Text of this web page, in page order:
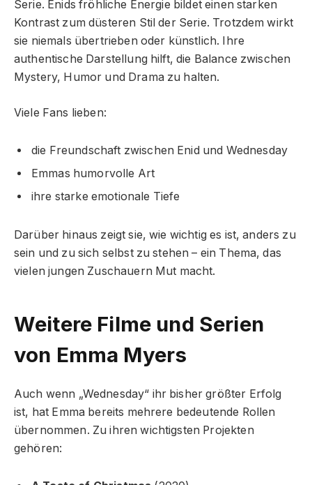
Serie. Enids fröhliche Energie bildet einen starken
Kontrast zum düsteren Stil der Serie. Trotzdem wirkt
sie niemals übertrieben oder künstlich. Ihre
authentische Darstellung hilft, die Balance zwischen
Mystery, Humor und Drama zu halten.
Viele Fans lieben:
die Freundschaft zwischen Enid und Wednesday
Emmas humorvolle Art
ihre starke emotionale Tiefe
Darüber hinaus zeigt sie, wie wichtig es ist, anders zu
sein und zu sich selbst zu stehen – ein Thema, das
vielen jungen Zuschauern Mut macht.
Weitere Filme und Serien
von Emma Myers
Auch wenn „Wednesday“ ihr bisher größter Erfolg
ist, hat Emma bereits mehrere bedeutende Rollen
übernommen. Zu ihren wichtigsten Projekten
gehören: